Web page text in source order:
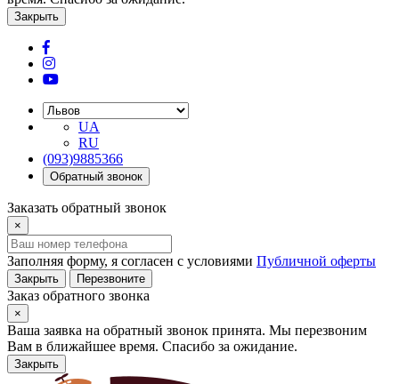
Закрыть
UA
RU
(093)9885366
Обратный звонок
Заказать обратный звонок
×
Заполняя форму, я согласен с условиями Публичной оферты
Закрыть Перезвоните
Заказ обратного звонка
×
Ваша заявка на обратный звонок принята. Мы перезвоним
Вам в ближайшее время. Спасибо за ожидание.
Закрыть